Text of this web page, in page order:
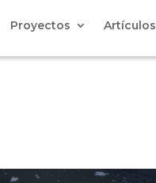
Proyectos Artículos